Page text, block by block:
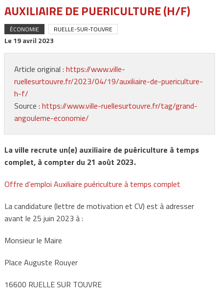
AUXILIAIRE DE PUERICULTURE (H/F)
ÉCONOMIE RUELLE-SUR-TOUVRE
Le 19 avril 2023
Article original : https://www.ville-
ruellesurtouvre.fr/2023/04/19/auxiliaire-de-puericulture-
h-f/
Source : https://www.ville-ruellesurtouvre.fr/tag/grand-
angouleme-economie/
La ville recrute un(e) auxiliaire de puériculture à temps
complet, à compter du 21 août 2023.
Offre d’emploi Auxiliaire puériculture à temps complet
La candidature (lettre de motivation et CV) est à adresser
avant le 25 juin 2023 à :
Monsieur le Maire
Place Auguste Rouyer
16600 RUELLE SUR TOUVRE